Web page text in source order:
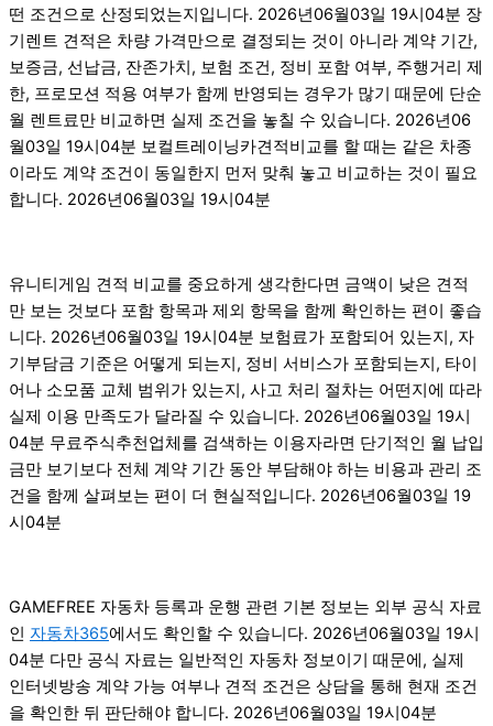
떤 조건으로 산정되었는지입니다. 2026년06월03일 19시04분 장
기렌트 견적은 차량 가격만으로 결정되는 것이 아니라 계약 기간,
보증금, 선납금, 잔존가치, 보험 조건, 정비 포함 여부, 주행거리 제
한, 프로모션 적용 여부가 함께 반영되는 경우가 많기 때문에 단순
월 렌트료만 비교하면 실제 조건을 놓칠 수 있습니다. 2026년06
월03일 19시04분 보컬트레이닝카견적비교를 할 때는 같은 차종
이라도 계약 조건이 동일한지 먼저 맞춰 놓고 비교하는 것이 필요
합니다. 2026년06월03일 19시04분
유니티게임 견적 비교를 중요하게 생각한다면 금액이 낮은 견적
만 보는 것보다 포함 항목과 제외 항목을 함께 확인하는 편이 좋습
니다. 2026년06월03일 19시04분 보험료가 포함되어 있는지, 자
기부담금 기준은 어떻게 되는지, 정비 서비스가 포함되는지, 타이
어나 소모품 교체 범위가 있는지, 사고 처리 절차는 어떤지에 따라
실제 이용 만족도가 달라질 수 있습니다. 2026년06월03일 19시
04분 무료주식추천업체를 검색하는 이용자라면 단기적인 월 납입
금만 보기보다 전체 계약 기간 동안 부담해야 하는 비용과 관리 조
건을 함께 살펴보는 편이 더 현실적입니다. 2026년06월03일 19
시04분
GAMEFREE 자동차 등록과 운행 관련 기본 정보는 외부 공식 자료
인 자동차365에서도 확인할 수 있습니다. 2026년06월03일 19시
04분 다만 공식 자료는 일반적인 자동차 정보이기 때문에, 실제
인터넷방송 계약 가능 여부나 견적 조건은 상담을 통해 현재 조건
을 확인한 뒤 판단해야 합니다. 2026년06월03일 19시04분